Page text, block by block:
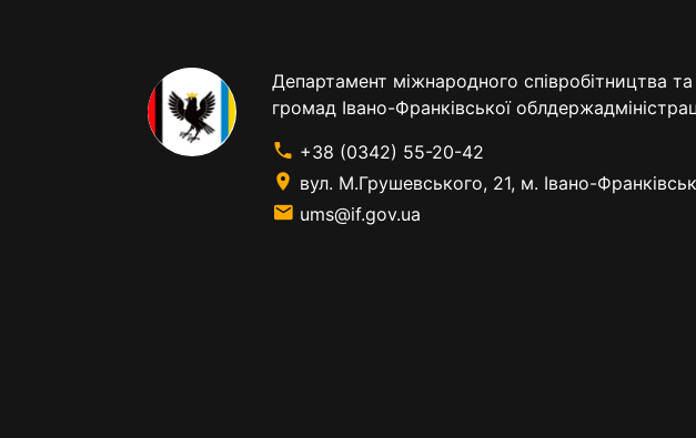
Департамент міжнародного співробітництва та
громад Івано-Франківської
+38 (0342) 55-20-42
вул. М.Грушевського, 21, м. Івано-
ums@if.gov.ua